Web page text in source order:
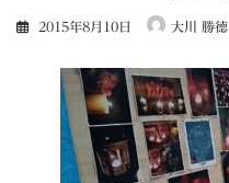
2015年8月10日 大川 勝徳